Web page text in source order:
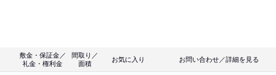
敷金・保証金／
礼金・権利金
間取り／
面積
お気に入り お問い合わせ／詳細を見る